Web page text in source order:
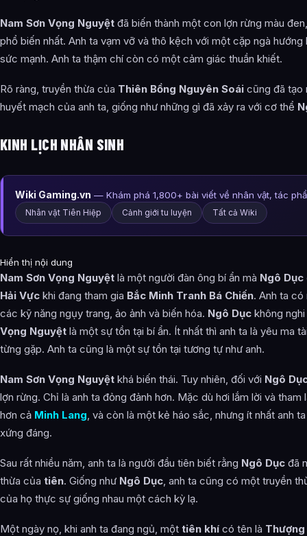
Nam Sơn Vọng Nguyệt đã biến thành một con lợn rừng màu
phổ biến nhất. Anh ta vạm vỡ và thô kệch với một cặp ngà hướng
sức mạnh. Anh ta thậm chí còn có một cảm giác thuần khiết.
Rõ ràng, truyền thừa của Thiên Bồng Nguyên Soái cũng đã tạo
huyết mạch của anh ta, giống như những gì đã xảy ra với cơ thể
KINH LỊCH NHÂN SINH
Wiki Gaming.vn — Khám phá 1,800+ bài viết về nhân vật, tác
Nhân vật Tiên Hiệp Cảnh giới tu luyện Tất cả Wiki
Hiển thị nội dung
Nam Sơn Vọng Nguyệt là một người đàn ông bí ẩn mà Ngô Dục
Hải Vực khi đang tham gia Bắc Minh Tranh Bá Chiến. Anh ta
các kỹ năng ngụy trang, ảo ảnh và biến hóa. Ngô Dục không
Vọng Nguyệt là một sự tồn tại bí ẩn. Ít nhất thì anh ta là yêu ma
từng gặp. Anh ta cũng là một sự tồn tại tương tự như anh.
Nam Sơn Vọng Nguyệt khá biến thái. Tuy nhiên, đối với Ngô
lợn rừng. Chỉ là anh ta đỏng đảnh hơn. Mặc dù hơi lắm lời và
hơn cả Minh Lang , và còn là một kẻ háo sắc, nhưng ít nhất anh
xứng đáng.
Sau rất nhiều năm, anh ta là người đầu tiên biết rằng Ngô Dục đã
thừa của tiên. Giống như Ngô Dục , anh ta cũng có một truyền
của họ thực sự giống nhau một cách kỳ lạ.
Một ngày nọ, khi anh ta đang ngủ, một tiên khí có tên là Thượng